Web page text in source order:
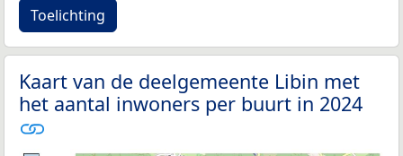
Toelichting
Kaart van de deelgemeente Libin met
het aantal inwoners per buurt in 2024